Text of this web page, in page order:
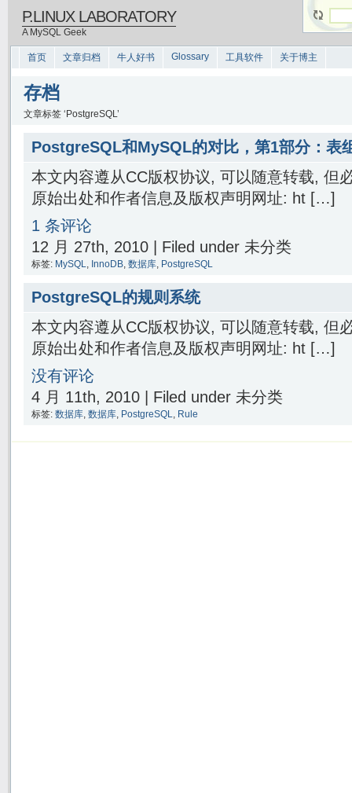
P.LINUX LABORATORY
A MySQL Geek
首页 文章归档 牛人好书 Glossary 工具软件 关于博主
存档
文章标签 ‘PostgreSQL’
PostgreSQL和MySQL的对比，第1部分：表
本文内容遵从CC版权协议, 可以随意转载, 但
原始出处和作者信息及版权声明网址: ht […]
1 条评论
12 月 27th, 2010 | Filed under 未分类
标签: MySQL, InnoDB, 数据库, PostgreSQL
PostgreSQL的规则系统
本文内容遵从CC版权协议, 可以随意转载, 但
原始出处和作者信息及版权声明网址: ht […]
没有评论
4 月 11th, 2010 | Filed under 未分类
标签: 数据库, 数据库, PostgreSQL, Rule